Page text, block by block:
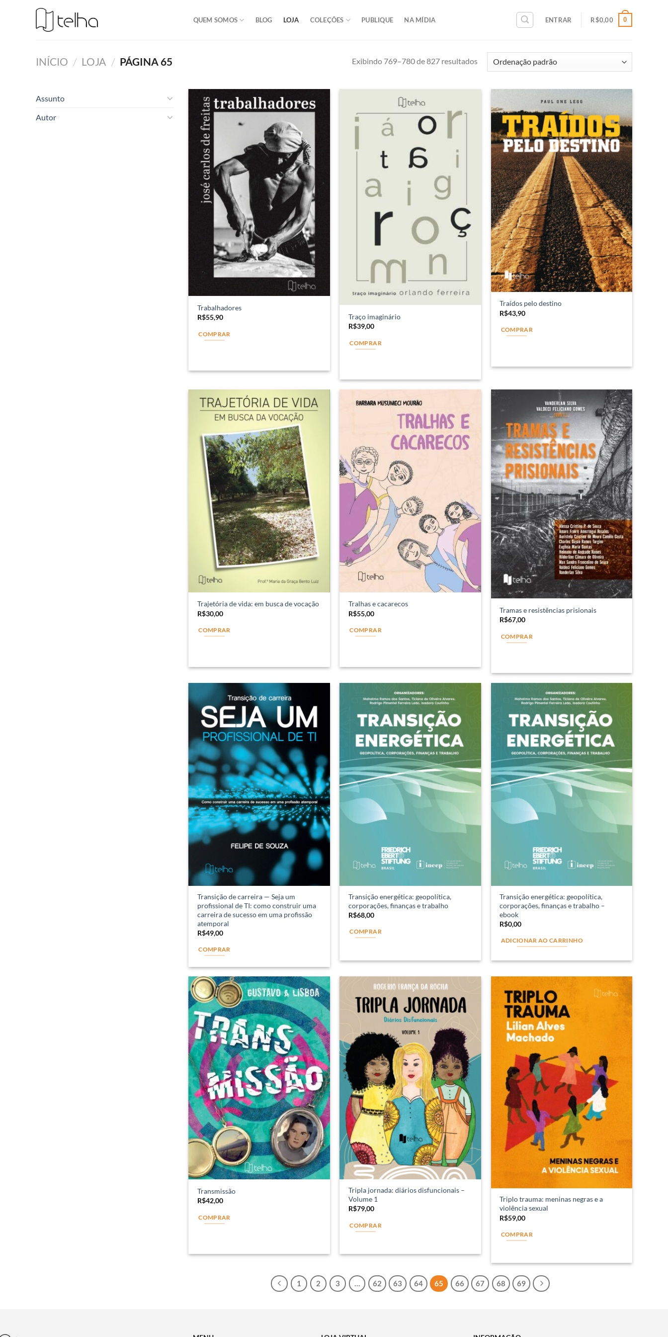
QUEM SOMOS BLOG LOJA COLEÇÕES PUBLIQUE NA MÍDIA ENTRAR R$0,00 0
INÍCIO / LOJA / PÁGINA 65 Exibindo 769–780 de 827 resultados
Assunto
Autor
Trabalhadores
R$55,90
COMPRAR
Traço imaginário
R$39,00
COMPRAR
Traídos pelo destino
R$43,90
COMPRAR
Trajetória de vida: em busca de vocação
R$30,00
COMPRAR
Tralhas e cacarecos
R$55,00
COMPRAR
Tramas e resistências prisionais
R$67,00
COMPRAR
Transição de carreira — Seja um
profissional de TI: como construir uma
carreira de sucesso em uma profissão
atemporal
R$49,00
COMPRAR
Transição energética: geopolítica,
corporações, finanças e trabalho
R$68,00
COMPRAR
Transição energética: geopolítica,
corporações, finanças e trabalho –
ebook
R$0,00
ADICIONAR AO CARRINHO
Transmissão
R$42,00
COMPRAR
Tripla jornada: diários disfuncionais –
Volume 1
R$79,00
COMPRAR
Triplo trauma: meninas negras e a
violência sexual
R$59,00
COMPRAR
1 2 3 … 62 63 64 65 66 67 68 69